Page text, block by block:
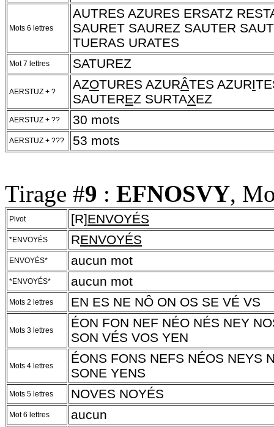
Mots 6 lettres
AUTRES AZURES ERSATZ
SAURET SAUREZ SAUTER
TUERAS URATES
Mot 7 lettres SATUREZ
AERSTUZ + ?
AZOTURES AZURÂTES AZURI
SAUTEREZ SURTAXEZ
AERSTUZ + ?? 30 mots
AERSTUZ + ??? 53 mots
Tirage #9 : EFNOSVY,
Pivot [R]ENVOYÉS
*ENVOYÉS RENVOYÉS
ENVOYÉS* aucun mot
*ENVOYÉS* aucun mot
Mots 2 lettres EN ES NE NÔ ON OS SE VÉ VS
Mots 3 lettres
ÉON FON NEF NÉO NÉS NEY
SON VÉS VOS YEN
Mots 4 lettres
ÉONS FONS NEFS NÉOS NEYS
SONE YENS
Mots 5 lettres NOVES NOYÉS
Mot 6 lettres aucun